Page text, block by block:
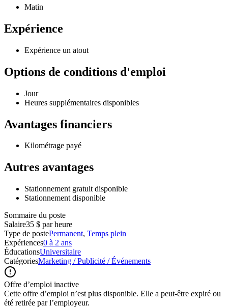
Matin
Expérience
Expérience un atout
Options de conditions d'emploi
Jour
Heures supplémentaires disponibles
Avantages financiers
Kilométrage payé
Autres avantages
Stationnement gratuit disponible
Stationnement disponible
Sommaire du poste
Salaire35 $ par heure
Type de postePermanent, Temps plein
Expériences0 à 2 ans
ÉducationsUniversitaire
CatégoriesMarketing / Publicité / Événements
Offre d’emploi inactive
Cette offre d’emploi n’est plus disponible. Elle a peut-être expiré ou
été retirée par l’employeur.